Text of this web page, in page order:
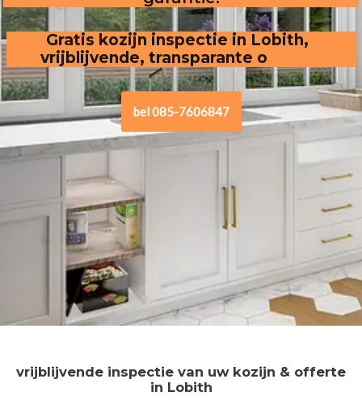
Gratis kozijn inspectie in Lobith,
vrijblijvende, transparante offerte
bel 085-7606847
vrijblijvende inspectie van uw kozijn & offerte
in Lobith